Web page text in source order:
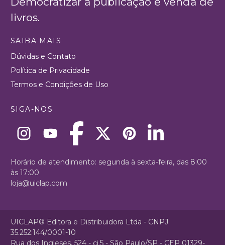
livros.
SAIBA MAIS
Dúvidas e Contato
Política de Privacidade
Termos e Condições de Uso
SIGA-NOS
Horário de atendimento: segunda à sexta-feira, das 8:00
às 17:00
loja@uiclap.com
UICLAP® Editora e Distribuidora Ltda - CNPJ
35.252.144/0001-10
Rua dos Ingleses, 524 - cj.5 - São Paulo/SP - CEP 01329-